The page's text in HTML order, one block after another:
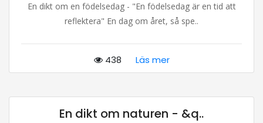
En dikt om en födelsedag - "En födelsedag är en tid att
reflektera" En dag om året, så spe..
438 Läs mer
En dikt om naturen - &q..